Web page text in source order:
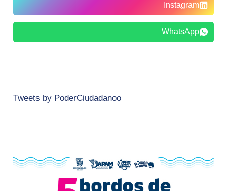
Instagram
WhatsApp
Tweets by PoderCiudadanoo